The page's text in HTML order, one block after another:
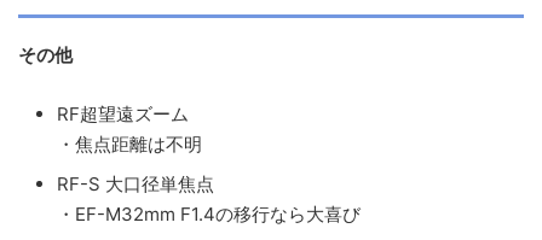
その他
RF超望遠ズーム
・焦点距離は不明
RF-S 大口径単焦点
・EF-M32mm F1.4の移行なら大喜び